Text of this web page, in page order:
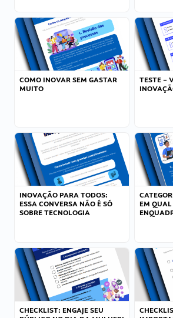
COMO INOVAR SEM GASTAR
MUITO
TESTE –
INOVAÇÃO PARA TODOS:
ESSA CONVERSA NÃO É SÓ
SOBRE TECNOLOGIA
EM QUAL
CHECKLIST: ENGAJE SEU